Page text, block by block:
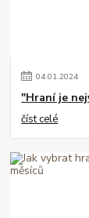
04.01.2024
"Hraní je
číst celé